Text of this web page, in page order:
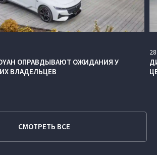
ОПРАВДЫВАЮТ ОЖИДАНИЯ У
ВЛАДЕЛЬЦЕВ
28
СМОТРЕТЬ ВСЕ